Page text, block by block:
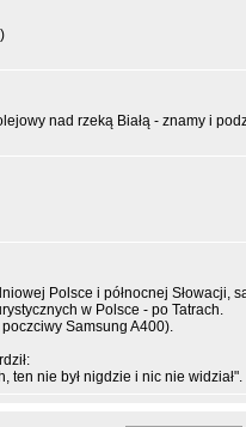
nad rzeką Białą - znamy i
Polsce i północnej Słowacji,
w Polsce - po Tatrach.
Samsung A400).
ten nie był nigdzie i nic nie widział".